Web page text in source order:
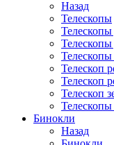
Назад
Телескопы
Телескопы
Телескоп
Телескоп
Телескоп
Телескопы
Бинокли
Назад